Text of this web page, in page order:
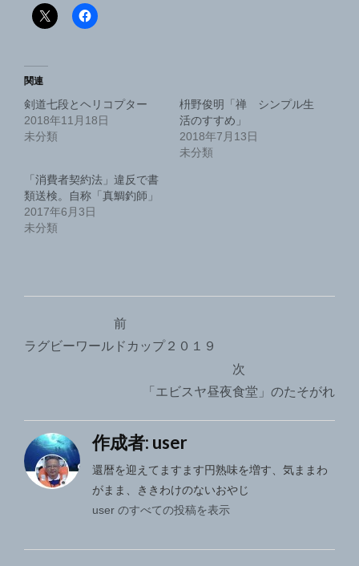
関連
剣道七段とヘリコプター
2018年11月18日
未分類
枡野俊明「禅 シンプル生
活のすすめ」
2018年7月13日
未分類
「消費者契約法」違反で書
類送検。自称「真鯛釣師」
2017年6月3日
未分類
稿
ゲ
ー
シ
ン
前
ラグビーワールドカップ２０１９
次
「エビスヤ昼夜食堂」のたそがれ
作成者: user
還暦を迎えてますます円熟味を増す、気ままわ
がまま、ききわけのないおやじ
user のすべての投稿を表示